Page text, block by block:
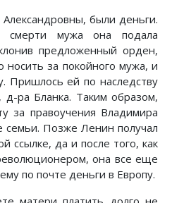
были деньги.
мужа она подала
предложенный орден,
носить за покойного мужа, и
Пришлось ей по наследству
ра Бланка. Таким образом,
за правоучения Владимира
семьи. Позже Ленин получал
ссылке, да и после того, как
она все еще
по почте деньги в Европу.